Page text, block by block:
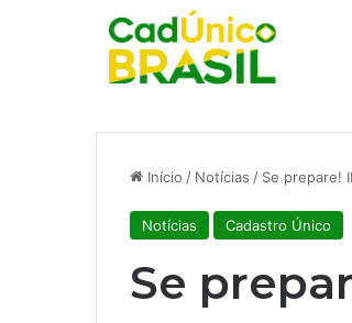
Início / Notícias / Se prepare!
Notícias Cadastro Único
Se